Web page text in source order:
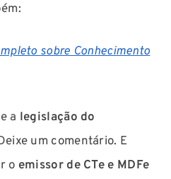
sobre Conhecimento
a legislação do
um comentário. E
o emissor de CTe e MDFe